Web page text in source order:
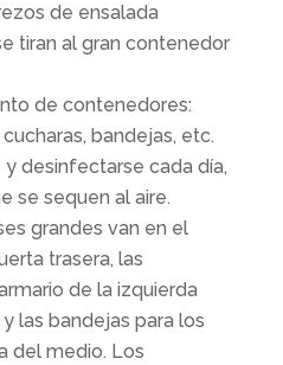
de ensalada
tiran al gran contenedor
de contenedores:
bandejas, etc.
desinfectarse cada día,
se sequen al aire.
grandes van en el
trasera, las
de la izquierda
las bandejas para los
del medio. Los